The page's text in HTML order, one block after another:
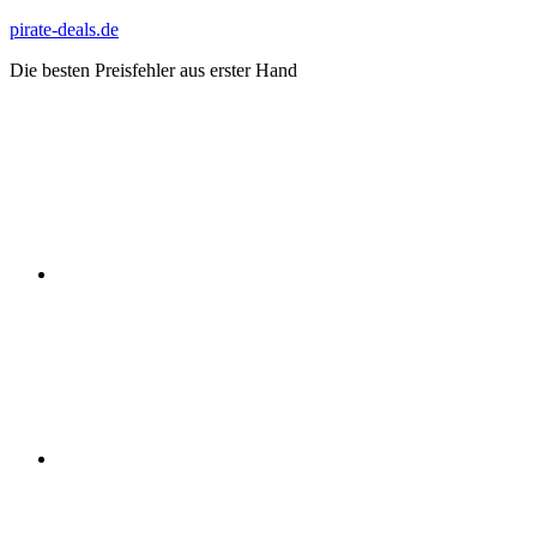
Zum
springen
pirate-deals.de
Die besten Preisfehler aus erster Hand